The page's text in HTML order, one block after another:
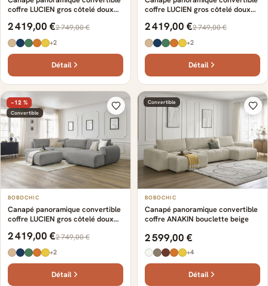
coffre LUCIEN gros côtelé doux
2 419,00 €2 749,00 €
+2
Détail
coffre LUCIEN gros côtelé doux
2 419,00 €2 749,00 €
+2
Détail
−12 %
Convertible
BOBOCHIC
Canapé panoramique convertible
coffre LUCIEN gros côtelé doux
2 419,00 €2 749,00 €
+2
Détail
Convertible
BOBOCHIC
Canapé panoramique convertible
coffre ANAKIN bouclette beige
2 599,00 €
+4
Détail